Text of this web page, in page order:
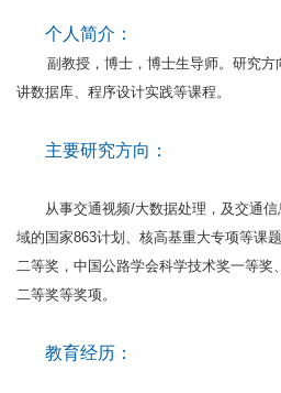
个人简介：
副教授，博士，博士生导师。研究方
讲数据库、程序设计实践等课程。
主要研究方向：
从事交通视频/大数据处理，及交通
域的国家863计划、核高基重大专项等课
二等奖，中国公路学会科学技术奖一等奖
二等奖等奖项。
教育经历：